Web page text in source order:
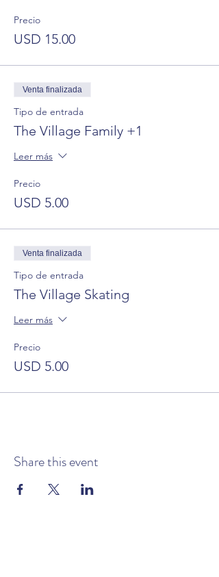
Precio
USD 15.00
Venta finalizada
Tipo de entrada
The Village Family +1
Leer más
Precio
USD 5.00
Venta finalizada
Tipo de entrada
The Village Skating
Leer más
Precio
USD 5.00
Share this event